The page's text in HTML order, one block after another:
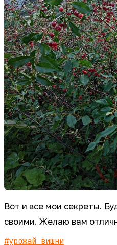
Вот и все мои секреты.
своими. Желаю вам
#урожай вишни